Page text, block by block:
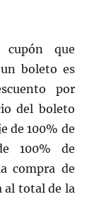
que
boleto es
por
del boleto
de 100% de
100% de
compra de
al total de la